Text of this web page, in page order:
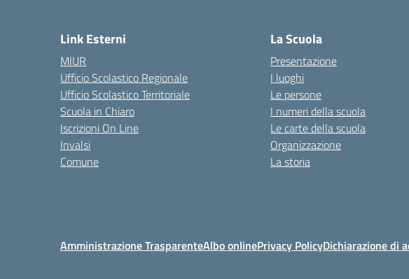
Link Esterni
MIUR
Ufficio Scolastico Regionale
Ufficio Scolastico Territoriale
Scuola in Chiaro
Iscrizioni On Line
Invalsi
Comune
La Scuola
Presentazione
I luoghi
Le persone
I numeri della scuola
Le carte della scuola
Organizzazione
La storia
Amministrazione TrasparenteAlbo onlinePrivacy PolicyDichiarazione di